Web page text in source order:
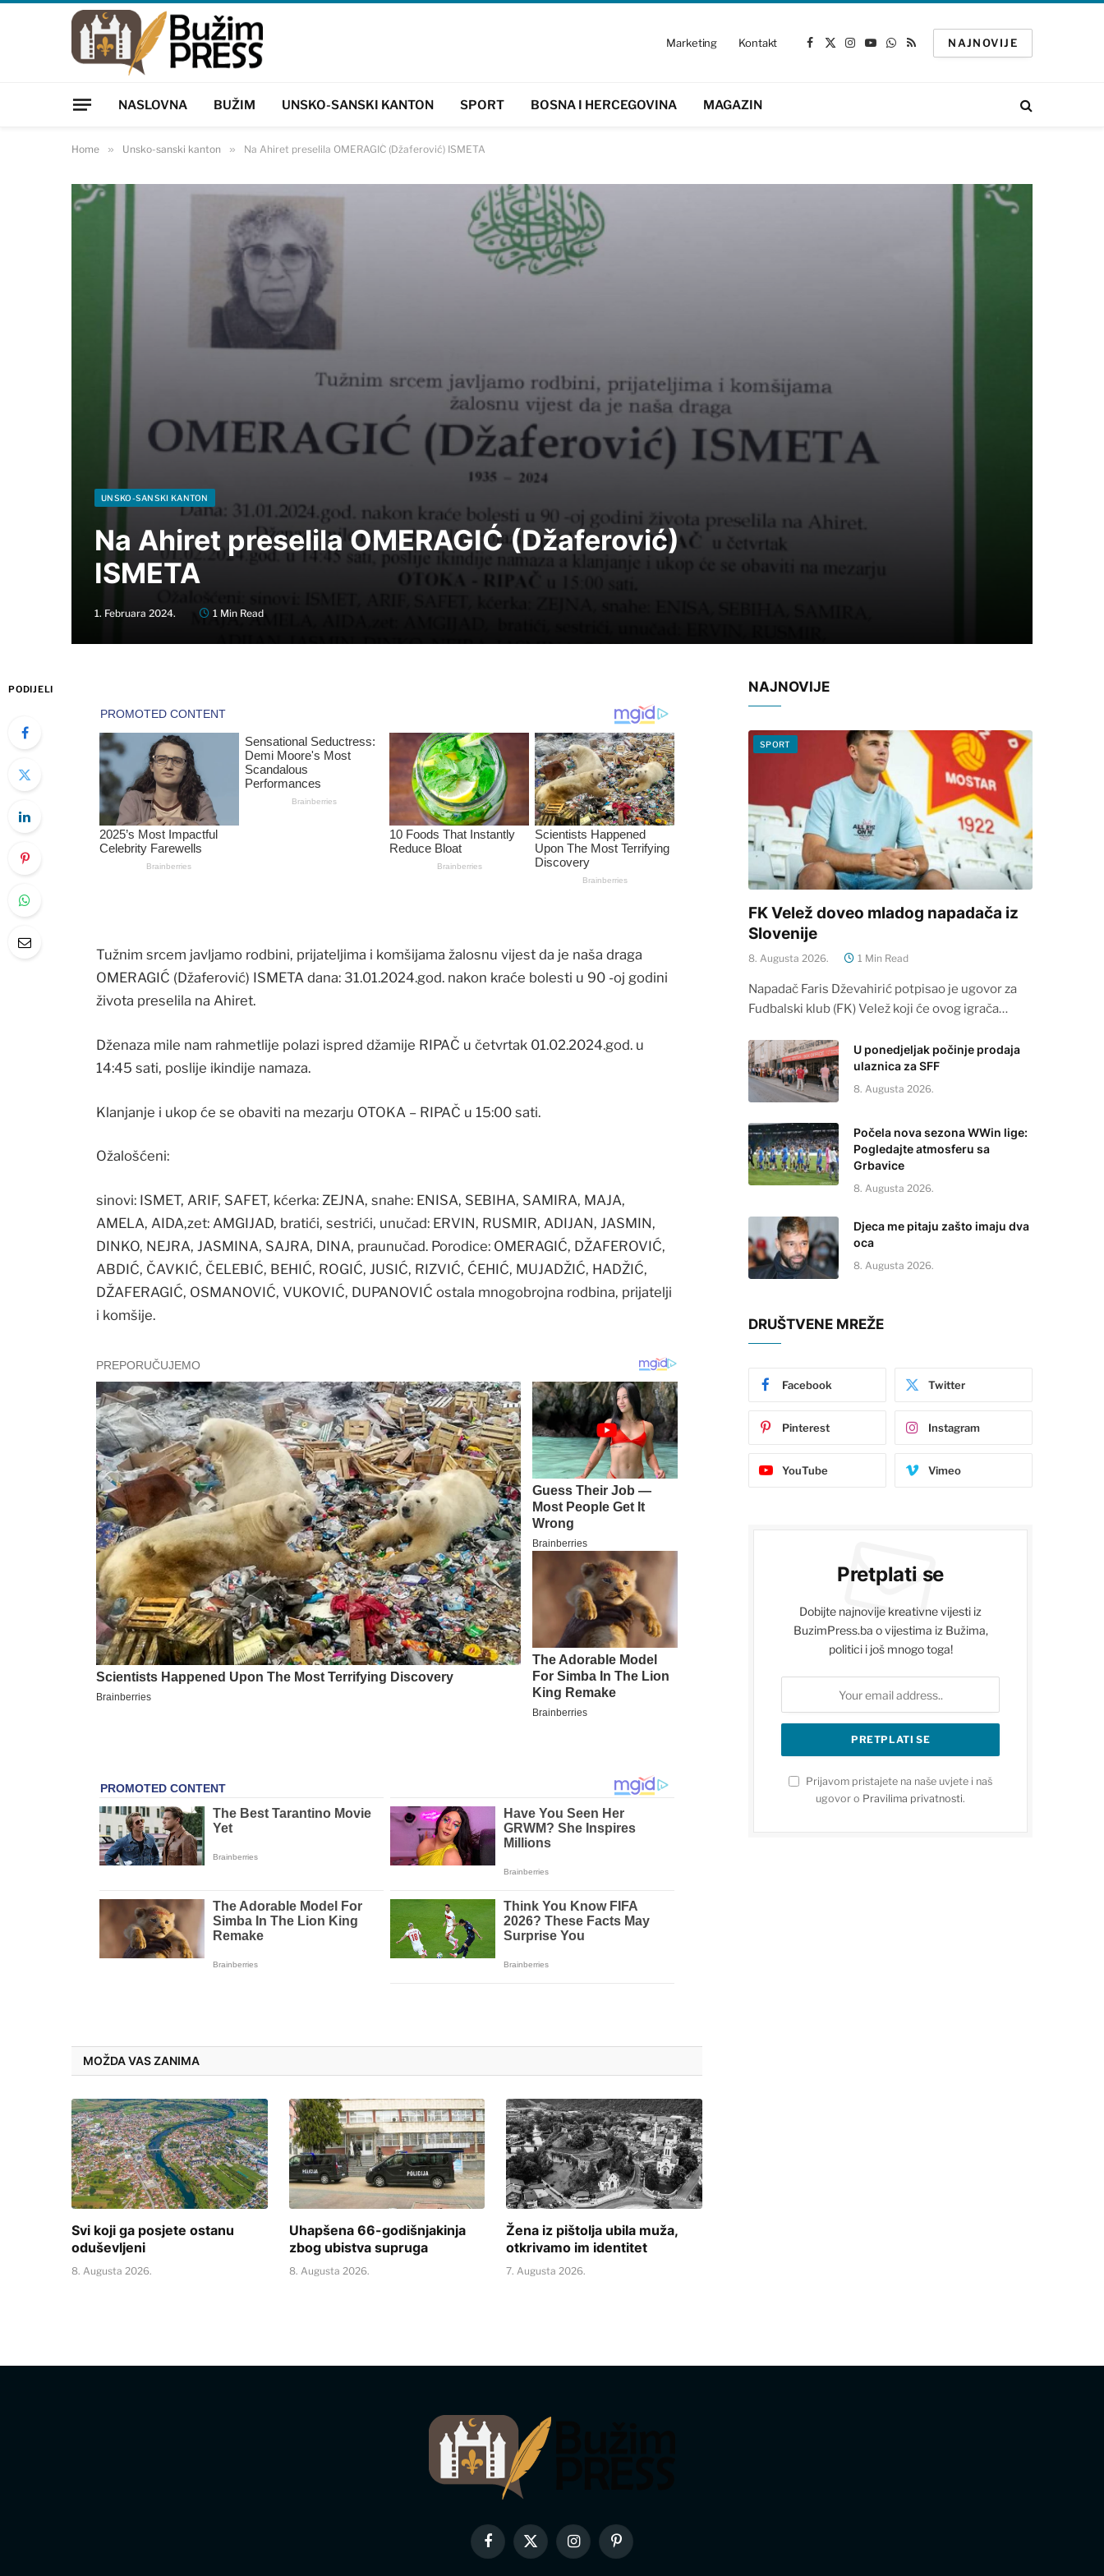
Marketing Kontakt
Facebook
X
Instagram
YouTube
WhatsApp
RSS
NAJNOVIJE
NASLOVNA BUŽIM UNSKO-SANSKI KANTON SPORT BOSNA I HERCEGOVINA MAGAZIN
Home » Unsko-sanski kanton » Na Ahiret preselila OMERAGIĆ (Džaferović) ISMETA
UNSKO-SANSKI KANTON
Na Ahiret preselila OMERAGIĆ (Džaferović)
ISMETA
1. Februara 2024. 1 Min Read
PODIJELI
Tužnim srcem javljamo rodbini, prijateljima i komšijama žalosnu vijest da je naša draga
OMERAGIĆ (Džaferović) ISMETA dana: 31.01.2024.god. nakon kraće bolesti u 90 -oj godini
života preselila na Ahiret.
Dženaza mile nam rahmetlije polazi ispred džamije RIPAČ u četvrtak 01.02.2024.god. u
14:45 sati, poslije ikindije namaza.
Klanjanje i ukop će se obaviti na mezarju OTOKA – RIPAČ u 15:00 sati.
Ožalošćeni:
sinovi: ISMET, ARIF, SAFET, kćerka: ZEJNA, snahe: ENISA, SEBIHA, SAMIRA, MAJA,
AMELA, AIDA,zet: AMGIJAD, bratići, sestrići, unučad: ERVIN, RUSMIR, ADIJAN, JASMIN,
DINKO, NEJRA, JASMINA, SAJRA, DINA, praunučad. Porodice: OMERAGIĆ, DŽAFEROVIĆ,
ABDIĆ, ČAVKIĆ, ČELEBIĆ, BEHIĆ, ROGIĆ, JUSIĆ, RIZVIĆ, ĆEHIĆ, MUJADŽIĆ, HADŽIĆ,
DŽAFERAGIĆ, OSMANOVIĆ, VUKOVIĆ, DUPANOVIĆ ostala mnogobrojna rodbina, prijatelji
i komšije.
MOŽDA VAS ZANIMA
Svi koji ga posjete ostanu
oduševljeni
8. Augusta 2026.
Uhapšena 66-godišnjakinja
zbog ubistva supruga
8. Augusta 2026.
Žena iz pištolja ubila muža,
otkrivamo im identitet
7. Augusta 2026.
NAJNOVIJE
SPORT
FK Velež doveo mladog napadača iz
Slovenije
8. Augusta 2026. 1 Min Read
Napadač Faris Dževahirić potpisao je ugovor za
Fudbalski klub (FK) Velež koji će ovog igrača…
U ponedjeljak počinje prodaja
ulaznica za SFF
8. Augusta 2026.
Počela nova sezona WWin lige:
Pogledajte atmosferu sa
Grbavice
8. Augusta 2026.
Djeca me pitaju zašto imaju dva
oca
8. Augusta 2026.
DRUŠTVENE MREŽE
Facebook Twitter
Pinterest Instagram
YouTube Vimeo
Pretplati se
Dobijte najnovije kreativne vijesti iz
BuzimPress.ba o vijestima iz Bužima,
politici i još mnogo toga!
Prijavom pristajete na naše uvjete i naš
ugovor o Pravilima privatnosti.
Facebook
X
InstagramPinterest